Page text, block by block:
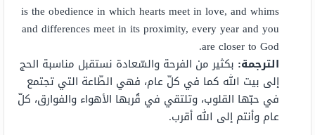
is the obedience in which hearts meet in love, and whims
and differences meet in its proximity, every year and you
are closer to God.
الترجمة: بكثير من الفرحة والسّعادة نستقبل مناسبة الحج
إلى بيت الله كما في كلّ عام، فهي الطّاعة التي تجتمع
في حبّها القلوب، وتلتقي في قُربها الأهواء والفوارق، كلّ
عام وأنتم إلى الله أقرب.